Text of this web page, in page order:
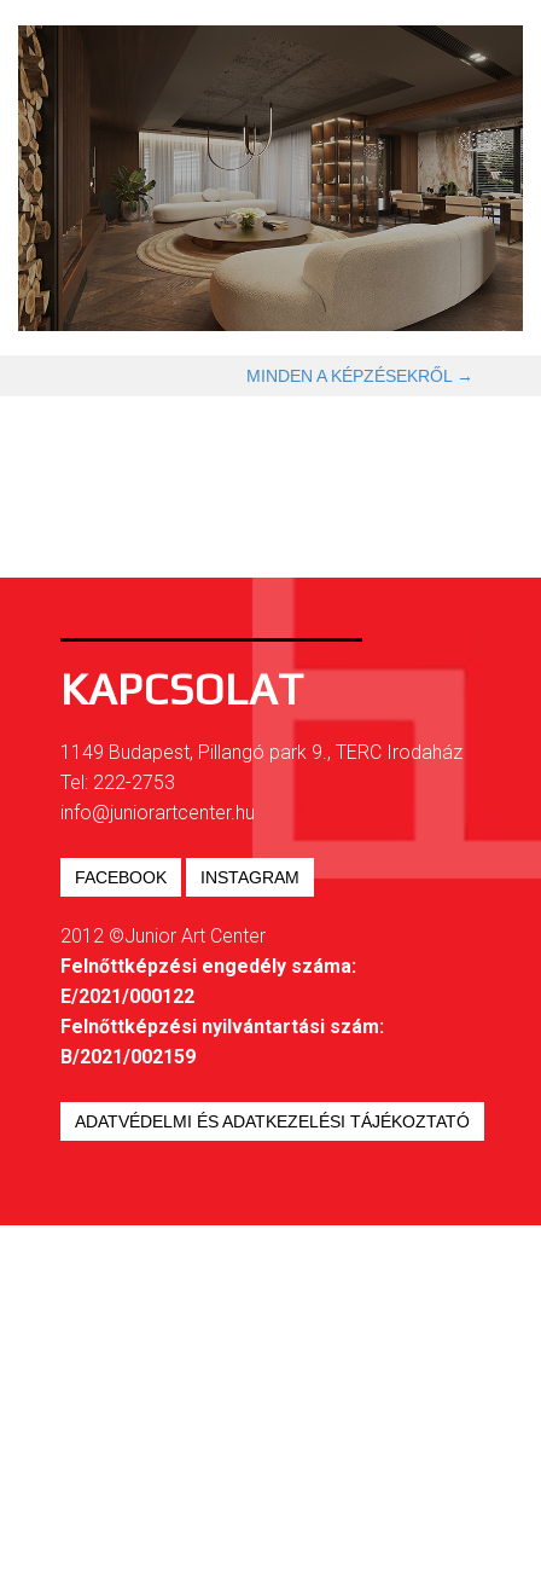
MINDEN A KÉPZÉSEKRŐL →
KAPCSOLAT
1149 Budapest, Pillangó park 9., TERC Irodaház
Tel: 222-2753
info@juniorartcenter.hu
FACEBOOK INSTAGRAM
2012 ©Junior Art Center
Felnőttképzési engedély száma:
E/2021/000122
Felnőttképzési nyilvántartási szám:
B/2021/002159
ADATVÉDELMI ÉS ADATKEZELÉSI TÁJÉKOZTATÓ